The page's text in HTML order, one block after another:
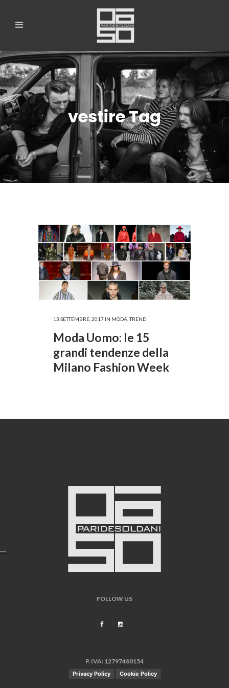
vestire Tag
13 SETTEMBRE, 2017 IN MODA ,TREND
Moda Uomo: le 15
grandi tendenze della
Milano Fashion Week
FOLLOW US
P. IVA: 12797480154
Privacy Policy Cookie Policy